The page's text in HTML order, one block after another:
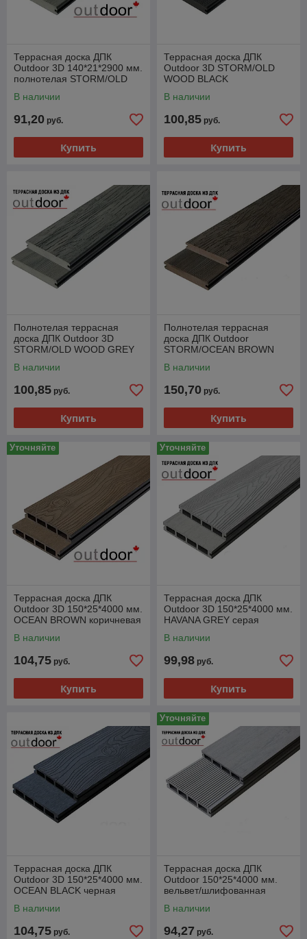
Террасная доска ДПК
Outdoor 3D 140*21*2900 мм.
полнотелая STORM/OLD
В наличии
91,20 руб.
Купить
Террасная доска ДПК
Outdoor 3D STORM/OLD
WOOD BLACK
В наличии
100,85 руб.
Купить
Полнотелая террасная
доска ДПК Outdoor 3D
STORM/OLD WOOD GREY
В наличии
100,85 руб.
Купить
Полнотелая террасная
доска ДПК Outdoor
STORM/OCEAN BROWN
В наличии
150,70 руб.
Купить
Уточняйте
Террасная доска ДПК
Outdoor 3D 150*25*4000 мм.
OCEAN BROWN коричневая
В наличии
104,75 руб.
Купить
Уточняйте
Террасная доска ДПК
Outdoor 3D 150*25*4000 мм.
HAVANA GREY серая
В наличии
99,98 руб.
Купить
Террасная доска ДПК
Outdoor 3D 150*25*4000 мм.
OCEAN BLACK черная
В наличии
104,75 руб.
Уточняйте
Террасная доска ДПК
Outdoor 150*25*4000 мм.
вельвет/шлифованная
В наличии
94,27 руб.